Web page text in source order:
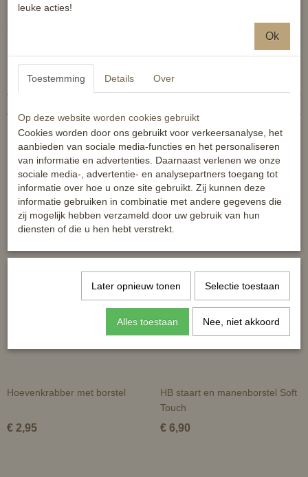
Hoevenkrabber, hoofdborstel, body brush zacht en dandy brush
zacht.
Specificaties
Productcode 8719214687632
Reacties
Ook interessant
Hoevenkrabber met borstel
€ 2,95
HB staart en manenborstel Soft
Touch
€ 6,90
leuke acties!
Ok
Toestemming Details Over
Op deze website worden cookies gebruikt
Cookies worden door ons gebruikt voor verkeersanalyse, het
aanbieden van sociale media-functies en het personaliseren
van informatie en advertenties. Daarnaast verlenen we onze
sociale media-, advertentie- en analysepartners toegang tot
informatie over hoe u onze site gebruikt. Zij kunnen deze
informatie gebruiken in combinatie met andere gegevens die
zij mogelijk hebben verzameld door uw gebruik van hun
diensten of die u hen hebt verstrekt.
Later opnieuw tonen Selectie toestaan
Alles toestaan Nee, niet akkoord